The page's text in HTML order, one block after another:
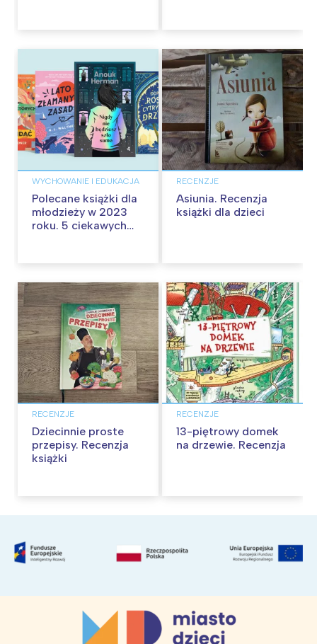
WYCHOWANIE I EDUKACJA
Polecane książki dla
młodzieży w 2023
roku. 5 ciekawych
RECENZJE
Asiunia. Recenzja
książki dla dzieci
RECENZJE
Dziecinnie proste
przepisy. Recenzja
książki
RECENZJE
13-piętrowy domek
na drzewie. Recenzja